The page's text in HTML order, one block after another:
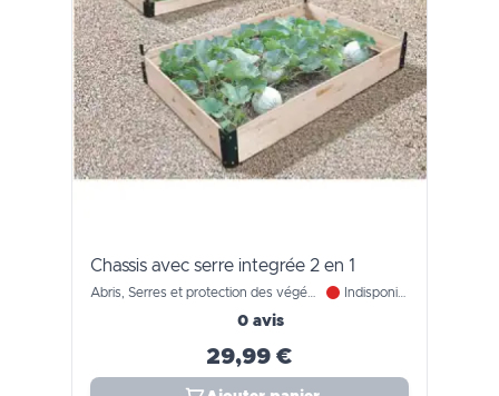
Chassis avec serre integrée 2 en 1
Indisponible
0 avis
29,99 €